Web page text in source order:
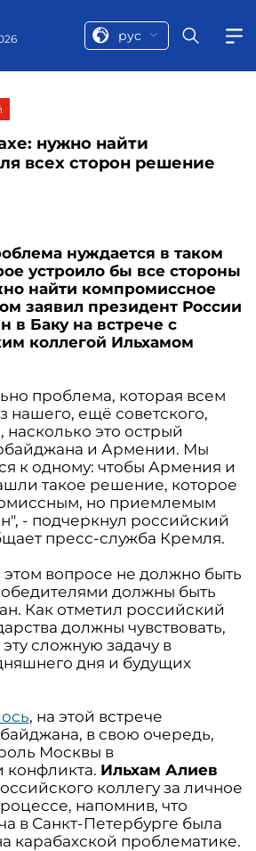
рус
нужно найти
всех сторон решение
нуждается в таком
устроило бы все стороны
найти компромиссное
заявил президент России
в Баку на встрече с
коллегой Ильхамом
проблема, которая всем
нашего, ещё советского,
это острый
и Армении. Мы
к одному: чтобы Армения и
такое решение, которое
но приемлемым
- подчеркнул российский
пресс-служба Кремля.
этом вопросе не должно быть
должны быть
Как отметил российский
должны чувствовать,
сложную задачу в
дня и будущих
, на этой встрече
в свою очередь,
Москвы в
конфликта. Ильхам Алиев
коллегу за личное
напомнив, что
в Санкт-Петербурге была
карабахской проблематике.